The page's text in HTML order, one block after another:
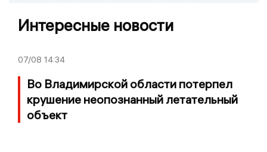
Интересные новости
07/08 14:34
Во Владимирской области потерпел
крушение неопознанный летательный
объект